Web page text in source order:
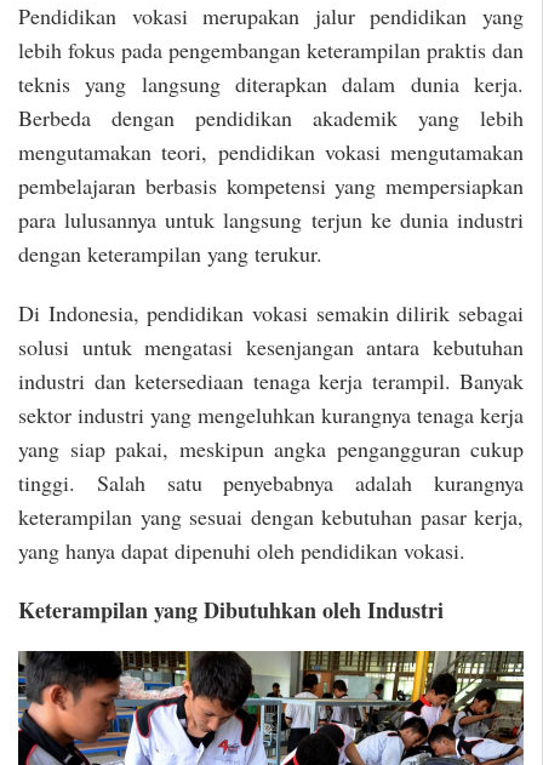
Pendidikan vokasi merupakan jalur pendidikan yang
lebih fokus pada pengembangan keterampilan praktis dan
teknis yang langsung diterapkan dalam dunia kerja.
Berbeda dengan pendidikan akademik yang lebih
mengutamakan teori, pendidikan vokasi mengutamakan
pembelajaran berbasis kompetensi yang mempersiapkan
para lulusannya untuk langsung terjun ke dunia industri
dengan keterampilan yang terukur.
Di Indonesia, pendidikan vokasi semakin dilirik sebagai
solusi untuk mengatasi kesenjangan antara kebutuhan
industri dan ketersediaan tenaga kerja terampil. Banyak
sektor industri yang mengeluhkan kurangnya tenaga kerja
yang siap pakai, meskipun angka pengangguran cukup
tinggi. Salah satu penyebabnya adalah kurangnya
keterampilan yang sesuai dengan kebutuhan pasar kerja,
yang hanya dapat dipenuhi oleh pendidikan vokasi.
Keterampilan yang Dibutuhkan oleh Industri